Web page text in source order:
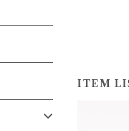
ITEM